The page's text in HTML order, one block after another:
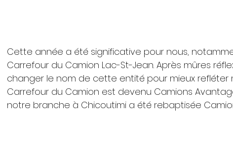
Cette année a été significative pour nous,
Carrefour du Camion Lac-St-Jean. Après mûres
changer le nom de cette entité pour mieux refléter
Carrefour du Camion est devenu Camions
notre branche à Chicoutimi a été rebaptisée